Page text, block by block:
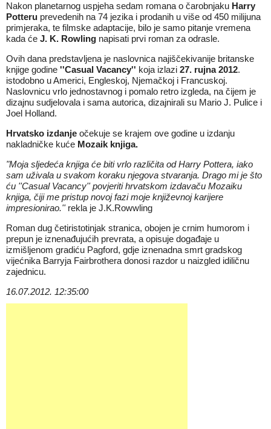
Nakon planetarnog uspjeha sedam romana o čarobnjaku Harry
Potteru prevedenih na 74 jezika i prodanih u više od 450 milijuna
primjeraka, te filmske adaptacije, bilo je samo pitanje vremena
kada će J. K. Rowling napisati prvi roman za odrasle.
Ovih dana predstavljena je naslovnica najiščekivanije britanske
knjige godine ''Casual Vacancy'' koja izlazi 27. rujna 2012.
istodobno u Americi, Engleskoj, Njemačkoj i Francuskoj.
Naslovnicu vrlo jednostavnog i pomalo retro izgleda, na čijem je
dizajnu sudjelovala i sama autorica, dizajnirali su Mario J. Pulice i
Joel Holland.
Hrvatsko izdanje očekuje se krajem ove godine u izdanju
nakladničke kuće Mozaik knjiga.
"Moja sljedeća knjiga će biti vrlo različita od Harry Pottera, iako
sam uživala u svakom koraku njegova stvaranja. Drago mi je što
ću ''Casual Vacancy'' povjeriti hrvatskom izdavaču Mozaiku
knjiga, čiji me pristup novoj fazi moje književnoj karijere
impresionirao.''rekla je J.K.Rowwling
Roman dug četiristotinjak stranica, obojen je crnim humorom i
prepun je iznenađujućih prevrata, a opisuje događaje u
izmišljenom gradiću Pagford, gdje iznenadna smrt gradskog
vijećnika Barryja Fairbrothera donosi razdor u naizgled idiličnu
zajednicu.
16.07.2012. 12:35:00